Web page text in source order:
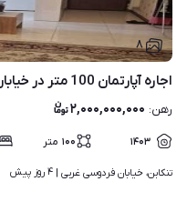
۸
اجاره آپارتمان 100 متر در خیابان فردوسی غربی
رهن: ۲,۰۰۰,۰۰۰,۰۰۰
۱۴۰۳ ۱۰۰ متر
تنکابن، خیابان فردوسی غربی | ۴ روز پیش